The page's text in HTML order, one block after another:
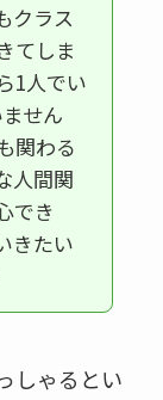
クラス
てしま
1人でい
せん
関わる
人間関
でき
きたい
しゃるとい